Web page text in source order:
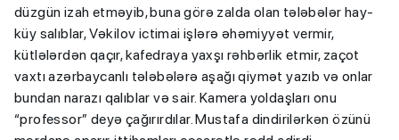
düzgün izah etməyib, buna görə zalda olan tələbələr hay-
küy salıblar, Vəkilov ictimai işlərə əhəmiyyət vermir,
kütlələrdən qaçır, kafedraya yaxşı rəhbərlik etmir, zaçot
vaxtı azərbaycanlı tələbələrə aşağı qiymət yazıb və onlar
bundan narazı qalıblar və sair. Kamera yoldaşları onu
“professor” deyə çağırırdılar. Mustafa dindirilərkən özünü